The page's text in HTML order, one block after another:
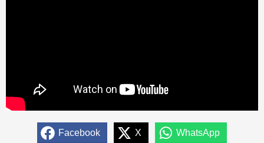
Facebook X WhatsApp